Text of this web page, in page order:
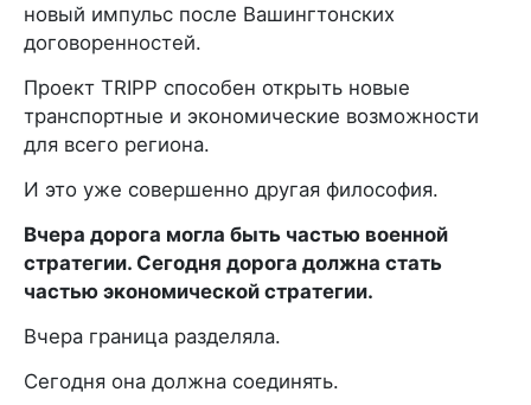
новый импульс после Вашингтонских
договоренностей.
Проект TRIPP способен открыть новые
транспортные и экономические возможности
для всего региона.
И это уже совершенно другая философия.
Вчера дорога могла быть частью военной
стратегии. Сегодня дорога должна стать
частью экономической стратегии.
Вчера граница разделяла.
Сегодня она должна соединять.